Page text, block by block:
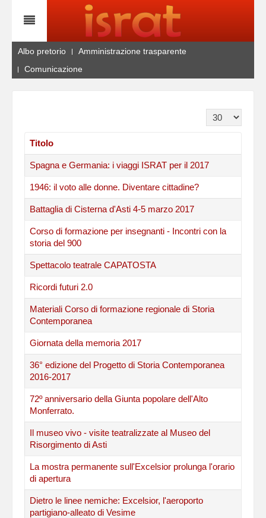
Albo pretorio
Amministrazione trasparente
Comunicazione
Visualizza n.
Titolo
Spagna e Germania: i viaggi ISRAT per il 2017
1946: il voto alle donne. Diventare cittadine?
Battaglia di Cisterna d'Asti 4-5 marzo 2017
Corso di formazione per insegnanti - Incontri con la
storia del 900
Spettacolo teatrale CAPATOSTA
Ricordi futuri 2.0
Materiali Corso di formazione regionale di Storia
Contemporanea
Giornata della memoria 2017
36° edizione del Progetto di Storia Contemporanea
2016-2017
72º anniversario della Giunta popolare dell'Alto
Monferrato.
Il museo vivo - visite teatralizzate al Museo del
Risorgimento di Asti
La mostra permanente sull'Excelsior prolunga l'orario
di apertura
Dietro le linee nemiche: Excelsior, l'aeroporto
partigiano-alleato di Vesime